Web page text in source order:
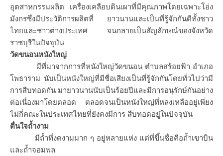
อุตสาหกรรมผลิต เครื่องเคลือบดินเผาที่มีคุณภาพโดยเฉพาะโอ่ง
มังกรซึ่งมีประวัติการผลิตที่ ยาวนานและเป็นที่รู้จักกันดีทั้งชาว
ไทยและชาวต่างประเทศ จนกลายเป็นสัญลักษณ์ของจังหวัด
ราชบุรีในปัจจุบัน
วัดขนอนหนังใหญ่
มีที่มาจากการที่หนังใหญ่วัดขนอน ตำบลสร้อยฟ้า อำเภอ
โพธาราม นับเป็นหนังใหญ่ที่มีชื่อเสียงเป็นที่รู้จักกันโดยทั่วไปว่ามี
การสืบทอดกัน มายาวนานนับเป็นร้อยปีและมีการอนุรักษ์กันอย่าง
ต่อเนื่องมาโดยตลอด ตลอดจนเป็นหนังใหญ่ที่หลงเหลืออยู่เพียง
ไม่กี่คณะในประเทศไทยที่ยังคงมีการ สืบทอดอยู่ในปัจจุบัน
ตื่นใจถ้ำงาม
มีถ้ำที่งดงามมาก ๆ อยู่หลายแห่ง แต่ที่ขึ้นชื่อคือถ้ำเขาบิน
และถ้ำจอมพล